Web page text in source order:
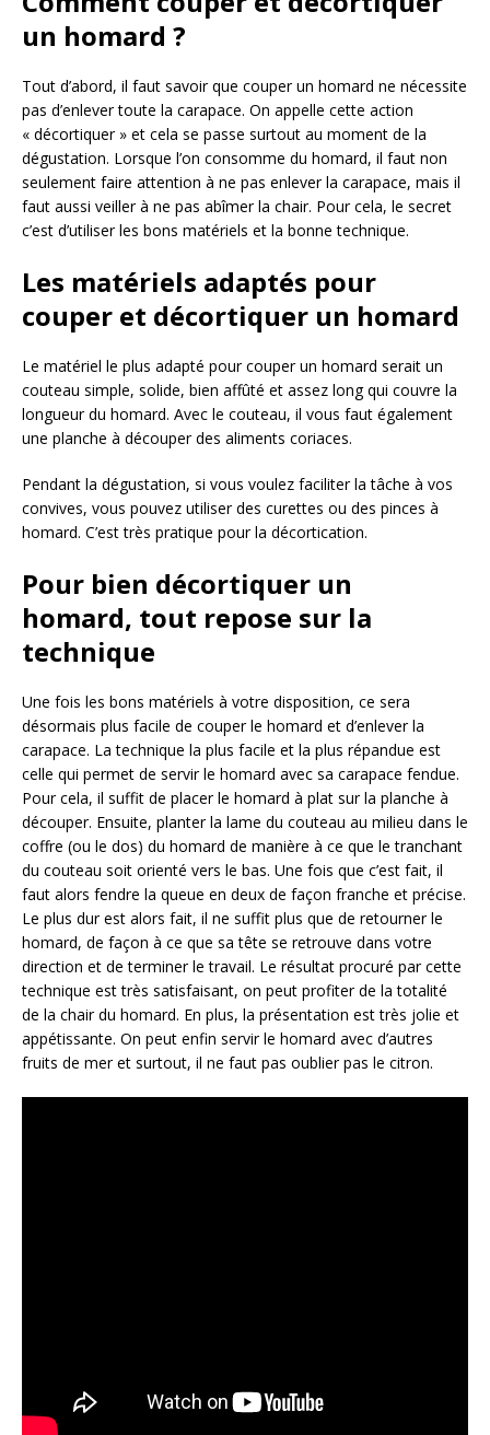
un homard ?
Tout d’abord, il faut savoir que couper un homard ne nécessite
pas d’enlever toute la carapace. On appelle cette action
« décortiquer » et cela se passe surtout au moment de la
dégustation. Lorsque l’on consomme du homard, il faut non
seulement faire attention à ne pas enlever la carapace, mais il
faut aussi veiller à ne pas abîmer la chair. Pour cela, le secret
c’est d’utiliser les bons matériels et la bonne technique.
Les matériels adaptés pour
couper et décortiquer un homard
Le matériel le plus adapté pour couper un homard serait un
couteau simple, solide, bien affûté et assez long qui couvre la
longueur du homard. Avec le couteau, il vous faut également
une planche à découper des aliments coriaces.
Pendant la dégustation, si vous voulez faciliter la tâche à vos
convives, vous pouvez utiliser des curettes ou des pinces à
homard. C’est très pratique pour la décortication.
Pour bien décortiquer un
homard, tout repose sur la
technique
Une fois les bons matériels à votre disposition, ce sera
désormais plus facile de couper le homard et d’enlever la
carapace. La technique la plus facile et la plus répandue est
celle qui permet de servir le homard avec sa carapace fendue.
Pour cela, il suffit de placer le homard à plat sur la planche à
découper. Ensuite, planter la lame du couteau au milieu dans le
coffre (ou le dos) du homard de manière à ce que le tranchant
du couteau soit orienté vers le bas. Une fois que c’est fait, il
faut alors fendre la queue en deux de façon franche et précise.
Le plus dur est alors fait, il ne suffit plus que de retourner le
homard, de façon à ce que sa tête se retrouve dans votre
direction et de terminer le travail. Le résultat procuré par cette
technique est très satisfaisant, on peut profiter de la totalité
de la chair du homard. En plus, la présentation est très jolie et
appétissante. On peut enfin servir le homard avec d’autres
fruits de mer et surtout, il ne faut pas oublier pas le citron.